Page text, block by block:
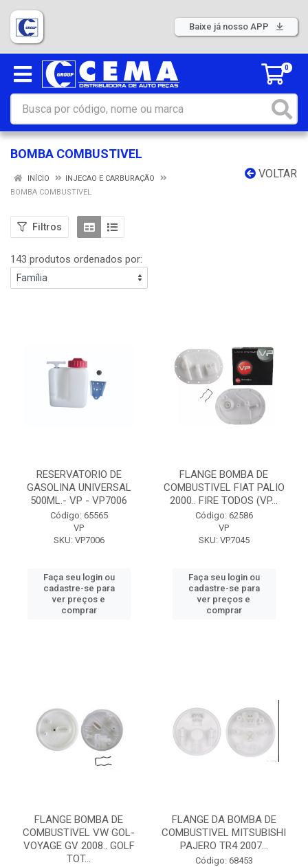
Baixe já nosso APP
0
BOMBA COMBUSTIVEL
VOLTAR
INÍCIO
INJECAO E CARBURAÇÃO
BOMBA COMBUSTIVEL
Filtros
143 produtos ordenados por:
RESERVATORIO DE
GASOLINA UNIVERSAL
500ML.- VP - VP7006
Código: 65565
VP
SKU: VP7006
Faça seu login ou
cadastre-se para
ver preços e
comprar
FLANGE BOMBA DE
COMBUSTIVEL FIAT PALIO
2000.. FIRE TODOS (VP...
Código: 62586
VP
SKU: VP7045
Faça seu login ou
cadastre-se para
ver preços e
comprar
FLANGE BOMBA DE
COMBUSTIVEL VW GOL-
VOYAGE GV 2008.. GOLF
TOT...
FLANGE DA BOMBA DE
COMBUSTIVEL MITSUBISHI
PAJERO TR4 2007...
Código: 68453